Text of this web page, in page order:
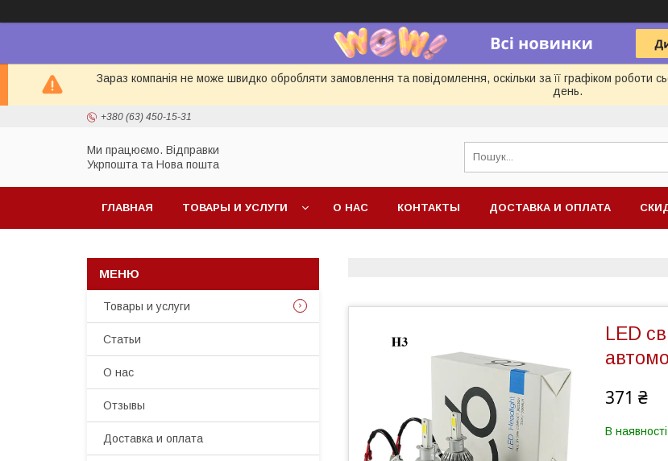
Зараз компанія не може швидко обробляти замовлення та повідомлення, оскільки за її графіком
день.
+380 (63) 450-15-31
Ми працюємо. Відправки
Укрпошта та Нова пошта
ГЛАВНАЯ ТОВАРЫ И УСЛУГИ О НАС КОНТАКТЫ ДОСТАВКА И ОПЛАТА
LED
371 ₴
В наявності
Товары и услуги
Статьи
О нас
Отзывы
Доставка и оплата